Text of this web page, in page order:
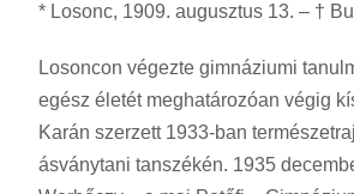
* Losonc, 1909. augusztus 13. – †
Losoncon végezte gimnáziumi
egész életét meghatározóan végig
Karán szerzett 1933-ban
ásványtani tanszékén. 1935